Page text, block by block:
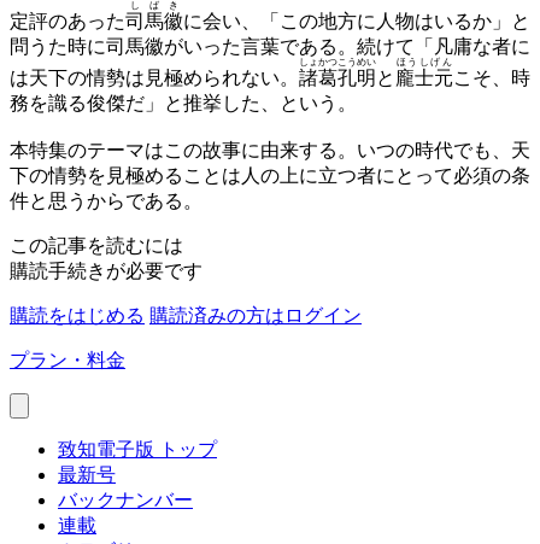
定評のあった司馬徽
しばき
に会い、「この地方に人物はいるか」と
問うた時に司馬徽がいった言葉である。続けて「凡庸な者に
は天下の情勢は見極められない。 諸葛孔明
しょかつこうめい
と 龐士元
ほうしげん
こそ、時
務を識る俊傑だ」と推挙した、という。
本特集のテーマはこの故事に由来する。いつの時代でも、天
下の情勢を見極めることは人の上に立つ者にとって必須の条
件と思うからである。
この記事を読むには
購読手続きが必要です
購読をはじめる 購読済みの方はログイン
プラン・料金
致知電子版 トップ
最新号
バックナンバー
連載